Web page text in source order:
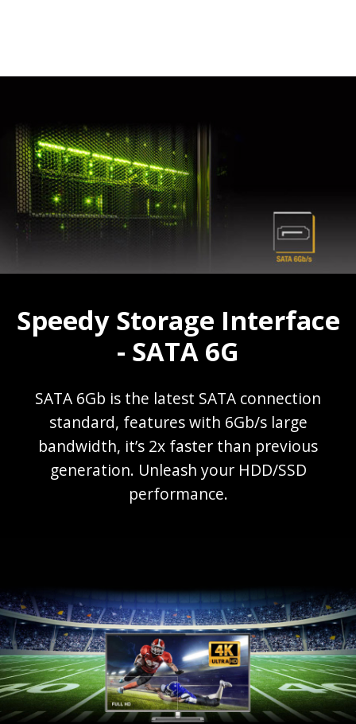
Speedy Storage Interface
- SATA 6G
SATA 6Gb is the latest SATA connection
standard, features with 6Gb/s large
bandwidth, it’s 2x faster than previous
generation. Unleash your HDD/SSD
performance.